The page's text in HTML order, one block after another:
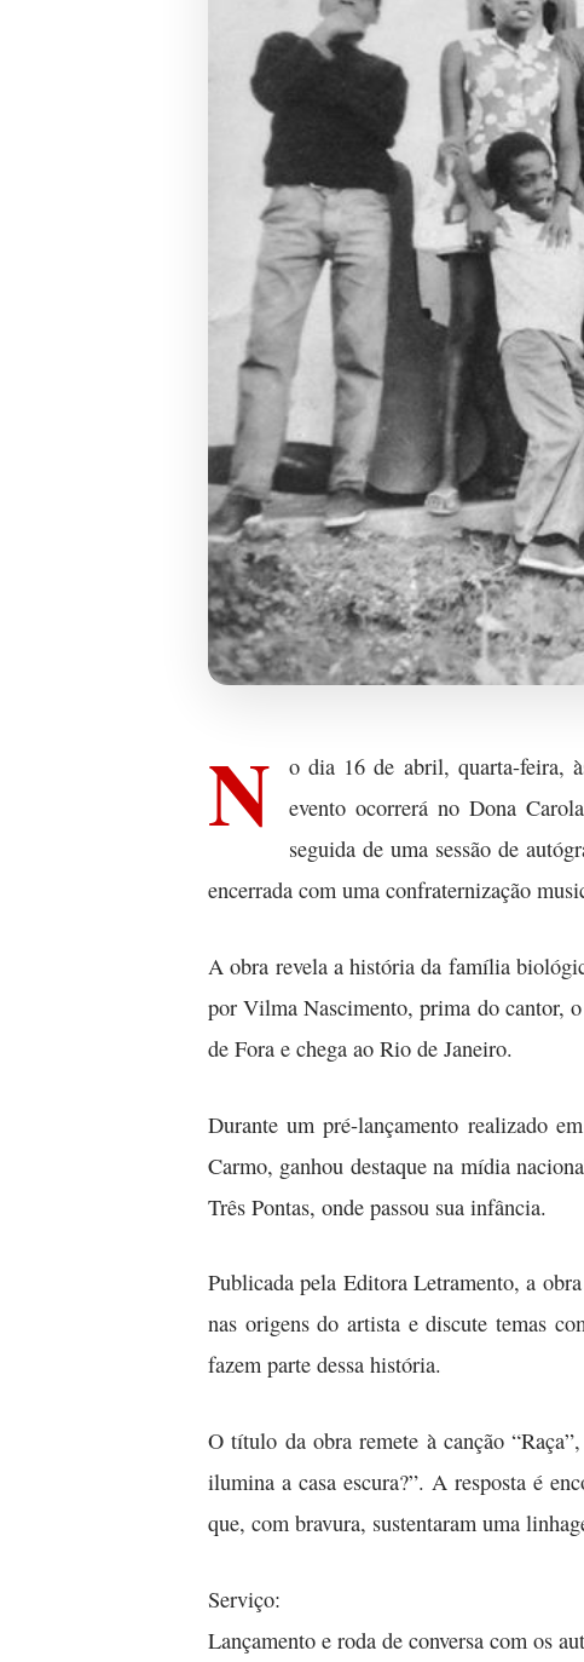
N
o dia 16 de abril, quarta-feira,
evento ocorrerá no Dona
seguida de uma sessão de
encerrada com uma confraternização
A obra revela a história da família
por Vilma Nascimento, prima do cantor,
de Fora e chega ao Rio de Janeiro.
Durante um pré-lançamento realizado
Carmo, ganhou destaque na mídia
Três Pontas, onde passou sua infância.
Publicada pela Editora Letramento, a
nas origens do artista e discute temas
fazem parte dessa história.
O título da obra remete à canção
ilumina a casa escura?”. A resposta é
que, com bravura, sustentaram uma
Serviço:
Lançamento e roda de conversa com os